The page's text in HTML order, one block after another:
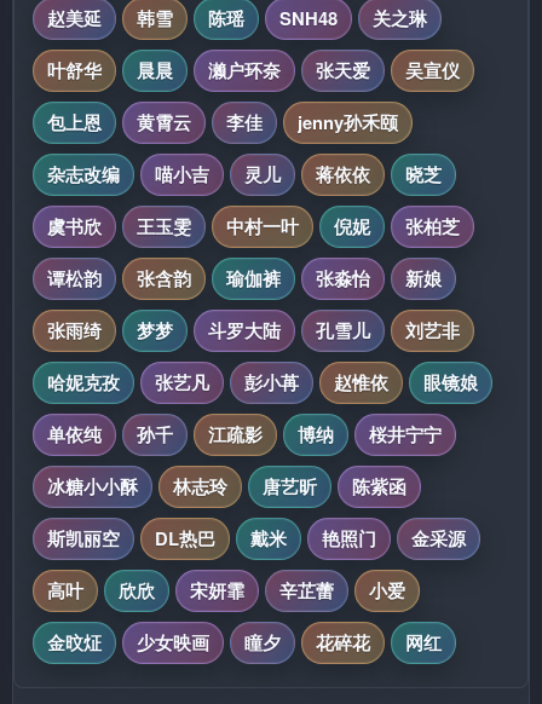
赵美延
韩雪 陈瑶 SNH48
关之琳
叶舒华
晨晨 濑户环奈 张天爱
吴宣仪
包上恩
黄霄云 李佳
jenny孙禾颐
杂志改编
喵小吉 灵儿 蒋依依
晓芝
虞书欣
王玉雯 中村一叶 倪妮
张柏芝
谭松韵
张含韵 瑜伽裤 张淼怡
新娘
张雨绮
梦梦 斗罗大陆 孔雪儿
刘艺非
哈妮克孜
张艺凡 彭小苒 赵惟依
眼镜娘
单依纯
孙千 江疏影 博纳
桜井宁宁
冰糖小小酥
林志玲 唐艺昕
陈紫函
斯凯丽空
DL热巴 戴米 艳照门
金采源
高叶
欣欣 宋妍霏 辛芷蕾
小爱
金旼炡
少女映画 瞳夕 花碎花 网红